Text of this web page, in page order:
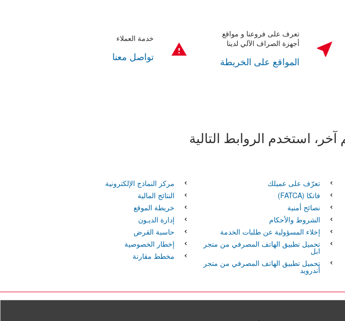
تعرف على فروعنا و مواقع
أجهزة الصراف الآلي لدينا
المواقع على الخريطة
خدمة العملاء
تواصل معنا
استخدم الروابط التالية
تعرّف على عميلك
فاتكا‏‏ (FATCA)
نصائح أمنية
الشروط والأحكام
إخلاء المسؤولية عن طلبات الخدمة
تحميل تطبيق الهاتف المصرفي من متجر
ابل
تحميل تطبيق الهاتف المصرفي من متجر
أندرويد
مركز النماذج الإلكترونية
النتائج المالية
خريطة الموقع
إدارة الديـون
حاسبة القرض
إخطار الخصوصية
مخطط مقارنة